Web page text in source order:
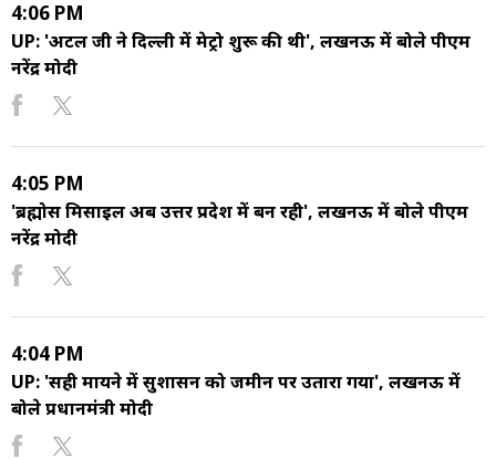
4:06 PM
UP: 'अटल जी ने दिल्ली में मेट्रो शुरू की थी', लखनऊ में बोले पीएम
नरेंद्र मोदी
4:05 PM
'ब्रह्मोस मिसाइल अब उत्तर प्रदेश में बन रही', लखनऊ में बोले पीएम
नरेंद्र मोदी
4:04 PM
UP: 'सही मायने में सुशासन को जमीन पर उतारा गया', लखनऊ में
बोले प्रधानमंत्री मोदी